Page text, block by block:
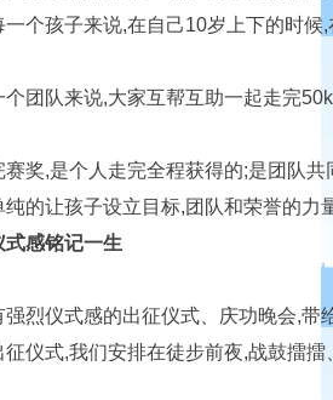
一个孩子来说,在自己10岁上下的时
个团队来说,大家互帮互助一起走完
赛奖,是个人走完全程获得的;是团队
纯的让孩子设立目标,团队和荣誉的力
式感铭记一生
强烈仪式感的出征仪式、庆功晚会,
征仪式,我们安排在徒步前夜,战鼓擂